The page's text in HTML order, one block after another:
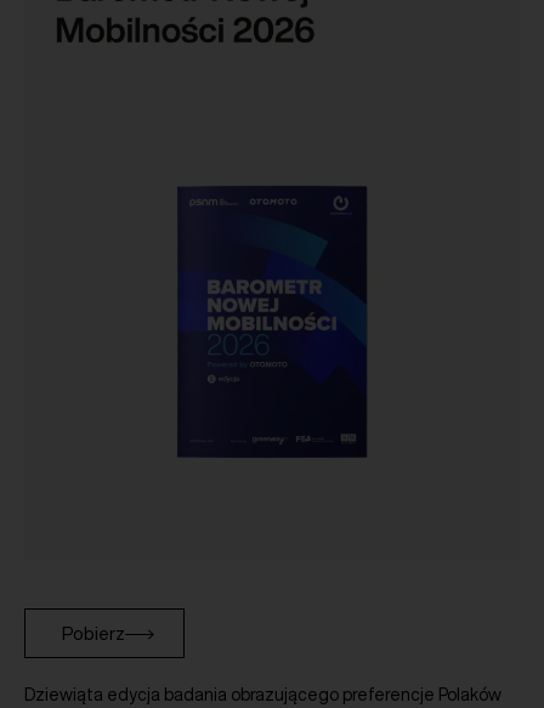
Pobierz
Dziewiąta edycja badania obrazującego preferencje Polaków